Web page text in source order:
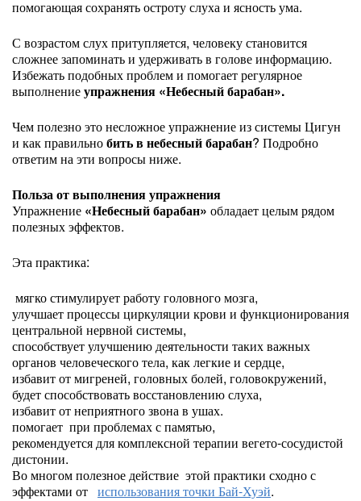
помогающая сохранять остроту слуха и ясность ума.
С возрастом слух притупляется, человеку становится
сложнее запоминать и удерживать в голове информацию.
Избежать подобных проблем и помогает регулярное
выполнениеупражнения «Небесный барабан».
Чем полезно это несложное упражнение из системы Цигун
и как правильнобить в небесный барабан? Подробно
ответим на эти вопросы ниже.
Польза от выполнения упражнения
Упражнение «Небесный барабан» обладает целым рядом
полезных эффектов.
Эта практика:
мягко стимулирует работу головного мозга,
улучшает процессы циркуляции крови и функционирования
центральной нервной системы,
способствует улучшению деятельности таких важных
органов человеческого тела, как легкие и сердце,
избавит от мигреней, головных болей, головокружений,
будет способствовать восстановлению слуха,
избавит от неприятного звона в ушах.
помогает при проблемах с памятью,
рекомендуется для комплексной терапии вегето-сосудистой
дистонии.
Во многом полезное действие этой практики сходно с
эффектами от использования точки Бай-Хуэй.